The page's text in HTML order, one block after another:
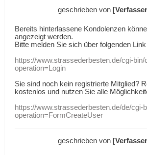
geschrieben von
Bereits hinterlassene Kondolenzen
angezeigt werden.
Bitte melden Sie sich über folgenden Link
https://www.strassederbesten.de/cgi-
operation=Login
Sie sind noch kein registrierte Mitglied?
kostenlos und nutzen Sie alle
https://www.strassederbesten.de/de/cgi-
operation=FormCreateUser
geschrieben von